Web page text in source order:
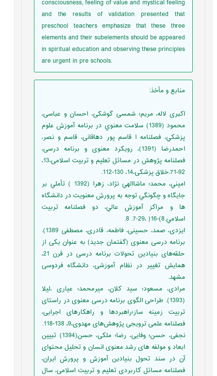
consciousness, feeling of value and mystical feeling
and the results of validation presented that
preschool teachers emphasize that these three
elements and their subelements should be appeared
in spiritual education and observing these principles
are urgent in pre schools.
منابع و مأخذ:
اکبری لاله، مریم؛ شمسی گوشکی، احسان و عباسی،
محمود (1389) سلامت معنوي در برنامه آموزش علوم
پزشكي، فصلنامه ا قاسم پور دهاقانی، قاسم و نصر،
احمدرضا (1391)، رویکرد معنوی و برنامه درسی،
فصلنامه پژوهش در مسائل تعلیم و تربیت اسلامی،13،
92-71.خلاق پزشکی،14، 130-112.
اميني، محمد؛ ماشاالهي نژاد، زهرا (1392 ) تأملي بر
جايگاه و چگونگي توجه به پرورش معنويت در دانشگاه
ها و مراكز آموزش عالي، دو فصلنامه تربيت
اسلامي.8)-16( ،29-7. 8.
ایزدی، صمد، حسینی، فاطمه، قادری، مصطفی 1389).
برنامه درسی معنوی (گفتمان جدید) به عنوان یکی از
حلقه‌های بنیادین تحولات برنامه درسی در قرن 21،
همایش تغییر در نظام آموزشی، دانشگاه فردوسی
مشهد.
مرادی، مسعود؛ سید کلان، میرمحمد؛ عیاری ،لیلا
(1393). طراحی الگوی برنامه درسی معنوی در راستای
تربیت زمینه ساز؛راهبردها و راهکارهای اجرایی،
فصلنامه علمی ترویجی پژوهش‌های مهدوی،9، 138-118.
نجفی، حسن؛ وفایی، رضا؛ ملکی، حسن(1394) تبیین
ابعاد و مولفه های رشد معنوی انسان و تحلیل محتوای
آن در سند تحول بنیادین آموزش و پرورش ایران،
فصلنامه مسائل کاربردی تعلیم و تربیت اسلامی، سال